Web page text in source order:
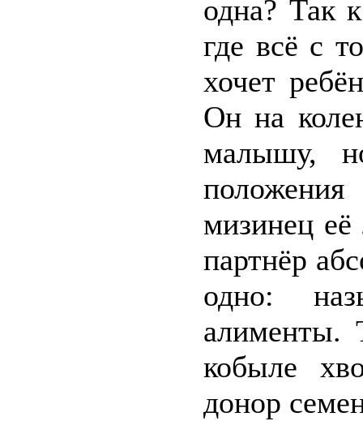
одна? Так
где всё с
хочет
Он на
малышу,
мизинец
партнёр
одно:
алименты.
кобыле
донор